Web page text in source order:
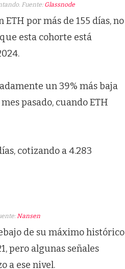
Fuente: Glassnode
por más de 155 días, no
esta cohorte está
un 39% más baja
pasado, cuando ETH
cotizando a 4.283
Nansen
de su máximo histórico
pero algunas señales
a ese nivel.